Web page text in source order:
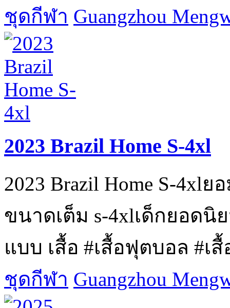
ชุดกีฬา Guangzhou
2023 Brazil Home S-4xl
2023 Brazil Home S-4xl
ขนาดเต็ม s-4xlเด็กยอดนิ
แบบ เสื้อ #เสื้อฟุตบอล #เ
ชุดกีฬา Guangzhou